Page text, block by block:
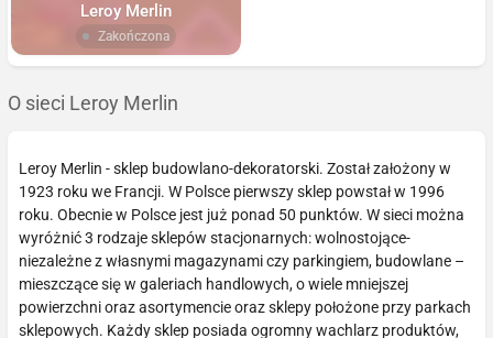
Leroy Merlin
Zakończona
O sieci Leroy Merlin
Leroy Merlin - sklep budowlano-dekoratorski. Został założony w
1923 roku we Francji. W Polsce pierwszy sklep powstał w 1996
roku. Obecnie w Polsce jest już ponad 50 punktów. W sieci można
wyróżnić 3 rodzaje sklepów stacjonarnych: wolnostojące-
niezależne z własnymi magazynami czy parkingiem, budowlane –
mieszczące się w galeriach handlowych, o wiele mniejszej
powierzchni oraz asortymencie oraz sklepy położone przy parkach
sklepowych. Każdy sklep posiada ogromny wachlarz produktów,